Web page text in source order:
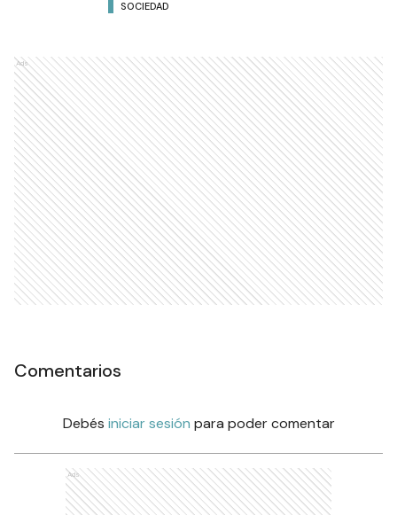
SOCIEDAD
Ads
Comentarios
Debés iniciar sesión para poder comentar
Ads